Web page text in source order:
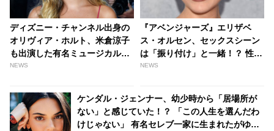
ディズニー・チャンネル出身の
オリヴィア・ホルト、米倉涼子
も出演した有名ミュージカル
「シカゴ」の主演に抜てき！ ブ
の気持ちしかない」とよろこび
爆発 - tvgroove
NEWS
『アベンジャーズ』エリザベ
ス・オルセン、セックスシーン
は「振り付け」と一緒！？ 性的
シーンで活躍する「インティマ
要性についても語る - tvgroove
NEWS
ケンダル・ジェンナー、幼少時から「居場所が
ない」と感じていた！？ 「この人生を選んだわ
けじゃない」 有名セレブ一家に生まれたがゆえ